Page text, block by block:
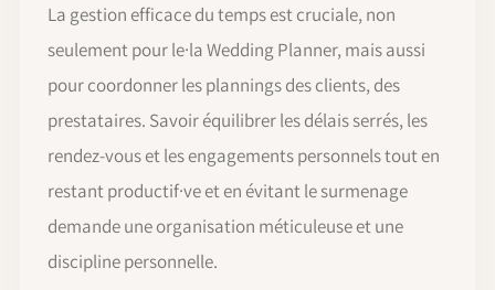
La gestion efficace du temps est cruciale, non
seulement pour le·la Wedding Planner, mais aussi
pour coordonner les plannings des clients, des
prestataires. Savoir équilibrer les délais serrés, les
rendez-vous et les engagements personnels tout en
restant productif·ve et en évitant le surmenage
demande une organisation méticuleuse et une
discipline personnelle.